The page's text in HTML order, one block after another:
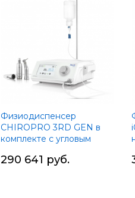
Физиодиспенсер
CHIROPRO 3RD GEN в
комплекте с угловым
MICRO-SERIES, Bien-Air
290 641 руб.